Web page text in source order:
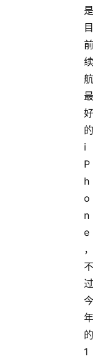
是
目
前
续
航
最
好
的
i
P
h
o
n
e
，
不
过
今
年
的
1